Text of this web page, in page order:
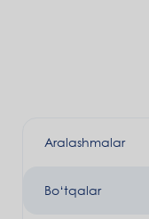
Aralashmalar
Bo‘tqalar